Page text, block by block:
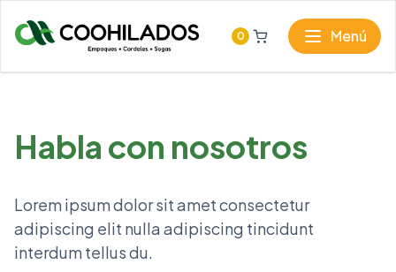
0 Menú
Habla con nosotros
Lorem ipsum dolor sit amet consectetur
adipiscing elit nulla adipiscing tincidunt
interdum tellus du.